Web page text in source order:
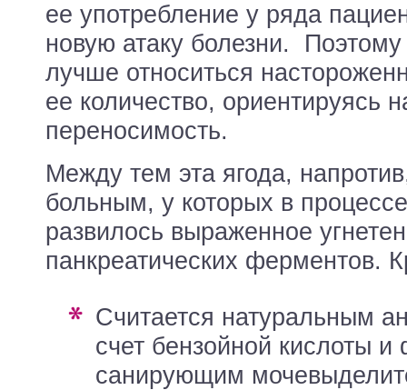
ее употребление у ряда
новую атаку болезни.
лучше относиться
ее количество, ориентируясь
переносимость.
Между тем эта ягода,
больным, у которых в
развилось выраженное
панкреатических ферментов.
считается натуральным антибиотиком (за
счет бензойной кислоты
санирующим